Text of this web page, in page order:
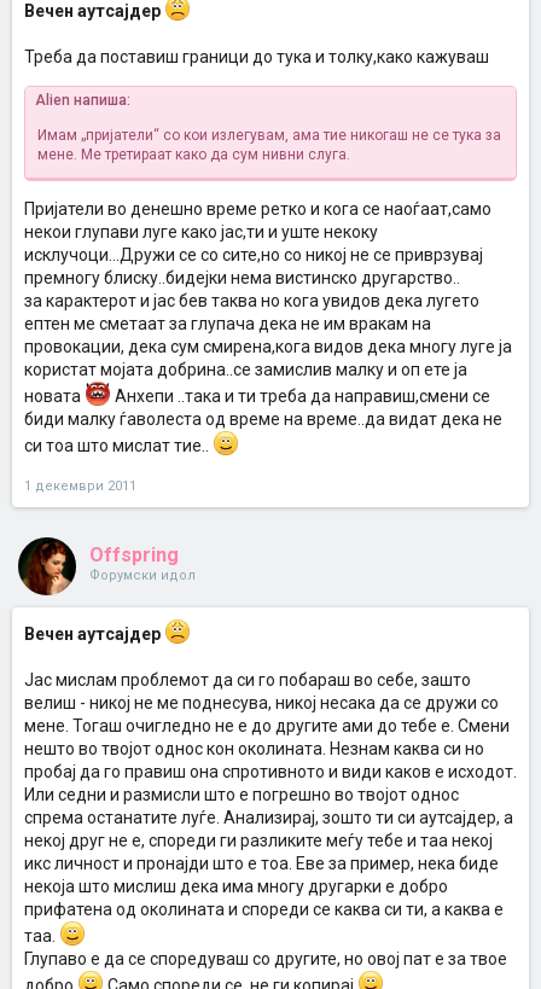
Вечен аутсајдер
Треба да поставиш граници до тука и толку,како кажуваш
Alien напиша:
Имам „пријатели“ со кои излегувам, ама тие никогаш не се тука за
мене. Ме третираат како да сум нивни слуга.
Пријатели во денешно време ретко и кога се наоѓаат,само
некои глупави луге како јас,ти и уште некоку
исклучоци...Дружи се со сите,но со никој не се приврзувај
премногу блиску..бидејки нема вистинско другарство..
за карактерот и јас бев таква но кога увидов дека лугето
ептен ме сметаат за глупача дека не им вракам на
провокации, дека сум смирена,кога видов дека многу луге ја
користат мојата добрина..се замислив малку и оп ете ја
новата
Анхепи ..така и ти треба да направиш,смени се
биди малку ѓаволеста од време на време..да видат дека не
си тоа што мислат тие..
1 декември 2011
Offspring
Форумски идол
Вечен аутсајдер
Јас мислам проблемот да си го побараш во себе, зашто
велиш - никој не ме поднесува, никој несака да се дружи со
мене. Тогаш очигледно не е до другите ами до тебе е. Смени
нешто во твојот однос кон околината. Незнам каква си но
пробај да го правиш она спротивното и види каков е исходот.
Или седни и размисли што е погрешно во твојот однос
спрема останатите луѓе. Анализирај, зошто ти си аутсајдер, а
некој друг не е, спореди ги разликите меѓу тебе и таа некој
икс личност и пронајди што е тоа. Еве за пример, нека биде
некоја што мислиш дека има многу другарки е добро
прифатена од околината и спореди се каква си ти, а каква е
таа.
Глупаво е да се споредуваш со другите, но овој пат е за твое